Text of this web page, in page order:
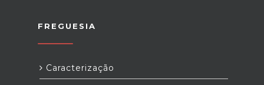
FREGUESIA
Caracterização